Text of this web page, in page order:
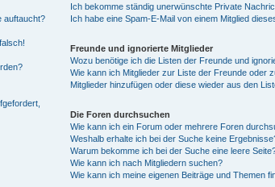
auftaucht?
Ich bekomme ständig unerwünschte Private
Ich habe eine Spam-E-Mail von einem Mitglied
Freunde und ignorierte Mitglieder
Wozu benötige ich die Listen der Freunde und
Wie kann ich Mitglieder zur Liste der Freunde oder
Mitglieder hinzufügen oder diese wieder aus den
Die Foren durchsuchen
Wie kann ich ein Forum oder mehrere Foren
Weshalb erhalte ich bei der Suche keine
Warum bekomme ich bei der Suche eine leere
Wie kann ich nach Mitgliedern suchen?
Wie kann ich meine eigenen Beiträge und Themen